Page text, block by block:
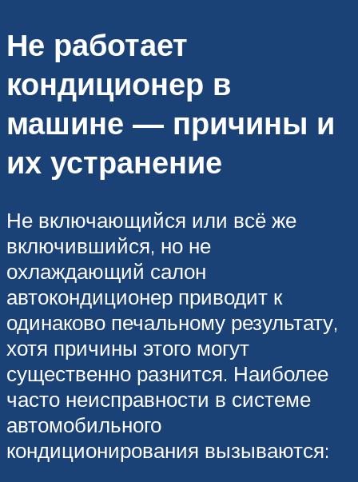
Не работает
кондиционер в
машине — причины и
их устранение
Не включающийся или всё же
включившийся, но не
охлаждающий салон
автокондиционер приводит к
одинаково печальному результату,
хотя причины этого могут
существенно разнится. Наиболее
часто неисправности в системе
автомобильного
кондиционирования вызываются: